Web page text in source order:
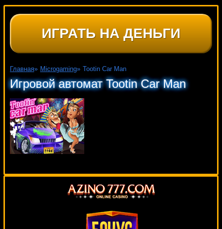
ИГРАТЬ НА ДЕНЬГИ
Главная» Microgaming» Tootin Car Man
Игровой автомат Tootin Car Man